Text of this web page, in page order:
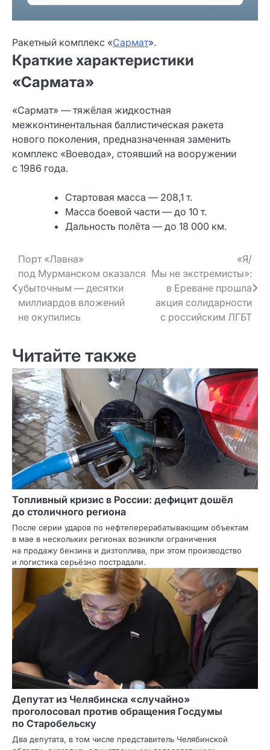
Ракетный комплекс «Сармат».
Краткие характеристики
«Сармата»
«Сармат» — тяжёлая жидкостная
межконтинентальная баллистическая ракета
нового поколения, предназначенная заменить
комплекс «Воевода», стоявший на вооружении
с 1986 года.
Стартовая масса — 208,1 т.
Масса боевой части — до 10 т.
Дальность полёта — до 18 000 км.
Навигация
по записям
Порт «Лавна»
под Мурманском оказался
убыточным — десятки
миллиардов вложений
не окупились
«Я/
Мы не экстремисты»:
в Ереване прошла
акция солидарности
с российским ЛГБТ
Читайте также
Топливный кризис в России: дефицит дошёл
до столичного региона
После серии ударов по нефтеперерабатывающим объектам
в мае в нескольких регионах возникли ограничения
на продажу бензина и дизтоплива, при этом производство
и логистика серьёзно пострадали.
Депутат из Челябинска «случайно»
проголосовал против обращения Госдумы
по Старобельску
Два депутата, в том числе представитель Челябинской